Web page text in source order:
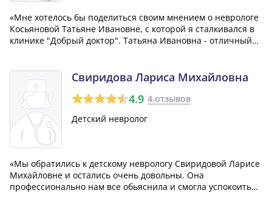
«Мне хотелось бы поделиться своим мнением о неврологе
Косьяновой Татьяне Ивановне, с которой я сталкивался в
клинике "Добрый доктор". Татьяна Ивановна - отличный
прием к ней и в субботу...»Свиридова Лариса Михайловна
4.9 4 отзывов
Детский невролог
«Мы обратились к детскому неврологу Свиридовой Ларисе
Михайловне и остались очень довольны. Она
профессионально нам все обьяснила и смогла успокоить